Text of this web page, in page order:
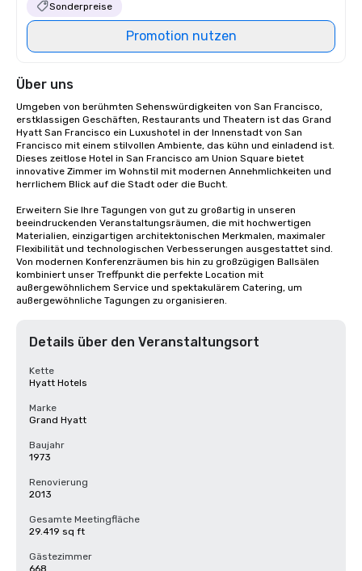
Sonderpreise
Promotion nutzen
Über uns
Umgeben von berühmten Sehenswürdigkeiten von San Francisco,
erstklassigen Geschäften, Restaurants und Theatern ist das Grand
Hyatt San Francisco ein Luxushotel in der Innenstadt von San
Francisco mit einem stilvollen Ambiente, das kühn und einladend ist.
Dieses zeitlose Hotel in San Francisco am Union Square bietet
innovative Zimmer im Wohnstil mit modernen Annehmlichkeiten und
herrlichem Blick auf die Stadt oder die Bucht.
Erweitern Sie Ihre Tagungen von gut zu großartig in unseren
beeindruckenden Veranstaltungsräumen, die mit hochwertigen
Materialien, einzigartigen architektonischen Merkmalen, maximaler
Flexibilität und technologischen Verbesserungen ausgestattet sind.
Von modernen Konferenzräumen bis hin zu großzügigen Ballsälen
kombiniert unser Treffpunkt die perfekte Location mit
außergewöhnlichem Service und spektakulärem Catering, um
außergewöhnliche Tagungen zu organisieren.
Details über den Veranstaltungsort
Kette
Hyatt Hotels
Marke
Grand Hyatt
Baujahr
1973
Renovierung
2013
Gesamte Meetingfläche
29.419 sq ft
Gästezimmer
668